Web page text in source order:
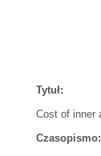
Tytuł:
Cost of inner
Czasopismo: